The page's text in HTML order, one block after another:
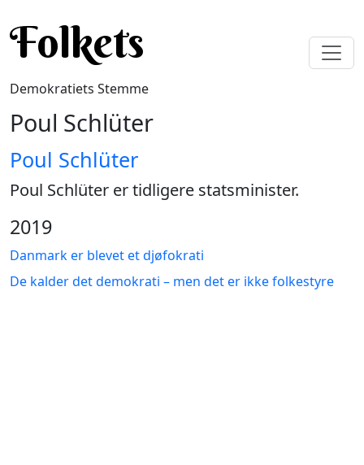
Folkets
Demokratiets Stemme
Poul Schlüter
Poul Schlüter
Poul Schlüter er tidligere statsminister.
2019
Danmark er blevet et djøfokrati
De kalder det demokrati – men det er ikke folkestyre